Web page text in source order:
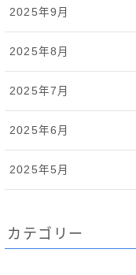
2025年9月
2025年8月
2025年7月
2025年6月
2025年5月
カテゴリー